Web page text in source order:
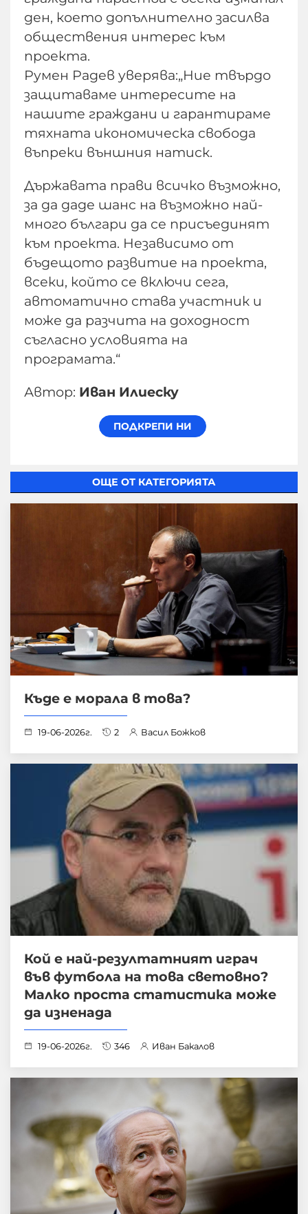
ден, което допълнително засилва
обществения интерес към
проекта.
Румен Радев уверява:„Ние твърдо
защитаваме интересите на
нашите граждани и гарантираме
тяхната икономическа свобода
въпреки външния натиск.
Държавата прави всичко възможно,
за да даде шанс на възможно най-
много българи да се присъединят
към проекта. Независимо от
бъдещото развитие на проекта,
всеки, който се включи сега,
автоматично става участник и
може да разчита на доходност
съгласно условията на
програмата.“
Автор: Иван Илиеску
ОЩЕ ОТ КАТЕГОРИЯТА
Къде е морала в това?
19-06-2026г. 2 Васил Божков
Кой е най-резултатният играч
във футбола на това световно?
Малко проста статистика може
да изненада
19-06-2026г. 346 Иван Бакалов